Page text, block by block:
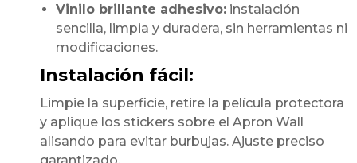
Vinilo brillante adhesivo: instalación
sencilla, limpia y duradera, sin herramientas ni
modificaciones.
Instalación fácil:
Limpie la superficie, retire la película protectora
y aplique los stickers sobre el Apron Wall
alisando para evitar burbujas. Ajuste preciso